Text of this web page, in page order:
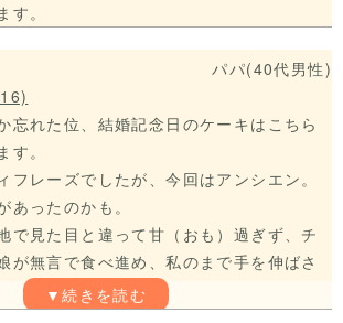
。
パパ(40代男性)
忘れた位、結婚記念日のケーキはこちら
。
フレーズでしたが、今回はアンシエン。
あったのかも。
で見た目と違って甘（おも）過ぎず、チ
が無言で食べ進め、私のまで手を伸ばさ
す。